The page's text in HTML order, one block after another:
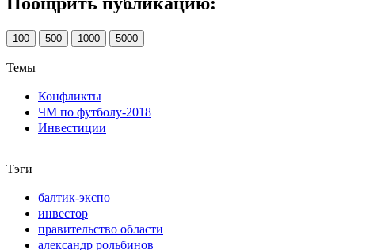
100 500 1000 5000
Темы
Конфликты
ЧМ по футболу-2018
Инвестиции
Тэги
балтик-экспо
инвестор
правительство области
александр рольбинов